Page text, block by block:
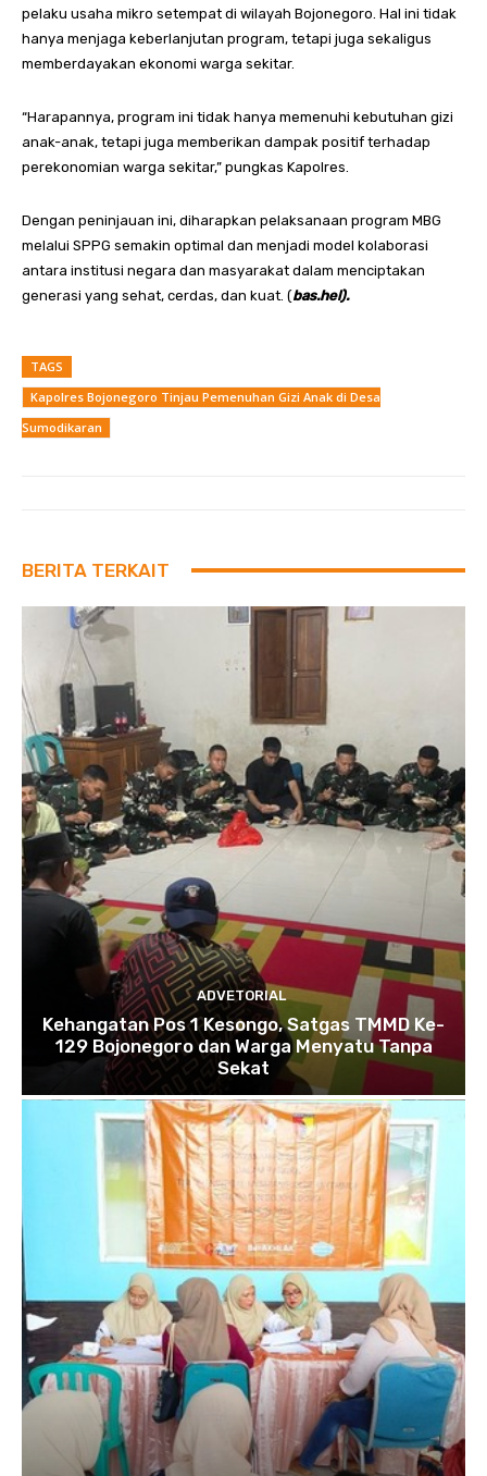
pelaku usaha mikro setempat di wilayah Bojonegoro. Hal ini tidak
hanya menjaga keberlanjutan program, tetapi juga sekaligus
memberdayakan ekonomi warga sekitar.
“Harapannya, program ini tidak hanya memenuhi kebutuhan gizi
anak-anak, tetapi juga memberikan dampak positif terhadap
perekonomian warga sekitar,” pungkas Kapolres.
Dengan peninjauan ini, diharapkan pelaksanaan program MBG
melalui SPPG semakin optimal dan menjadi model kolaborasi
antara institusi negara dan masyarakat dalam menciptakan
generasi yang sehat, cerdas, dan kuat. (bas.hel).
TAGS
Kapolres Bojonegoro Tinjau Pemenuhan Gizi Anak di Desa
Sumodikaran
BERITA TERKAIT
ADVETORIAL
Kehangatan Pos 1 Kesongo, Satgas TMMD Ke-
129 Bojonegoro dan Warga Menyatu Tanpa
Sekat